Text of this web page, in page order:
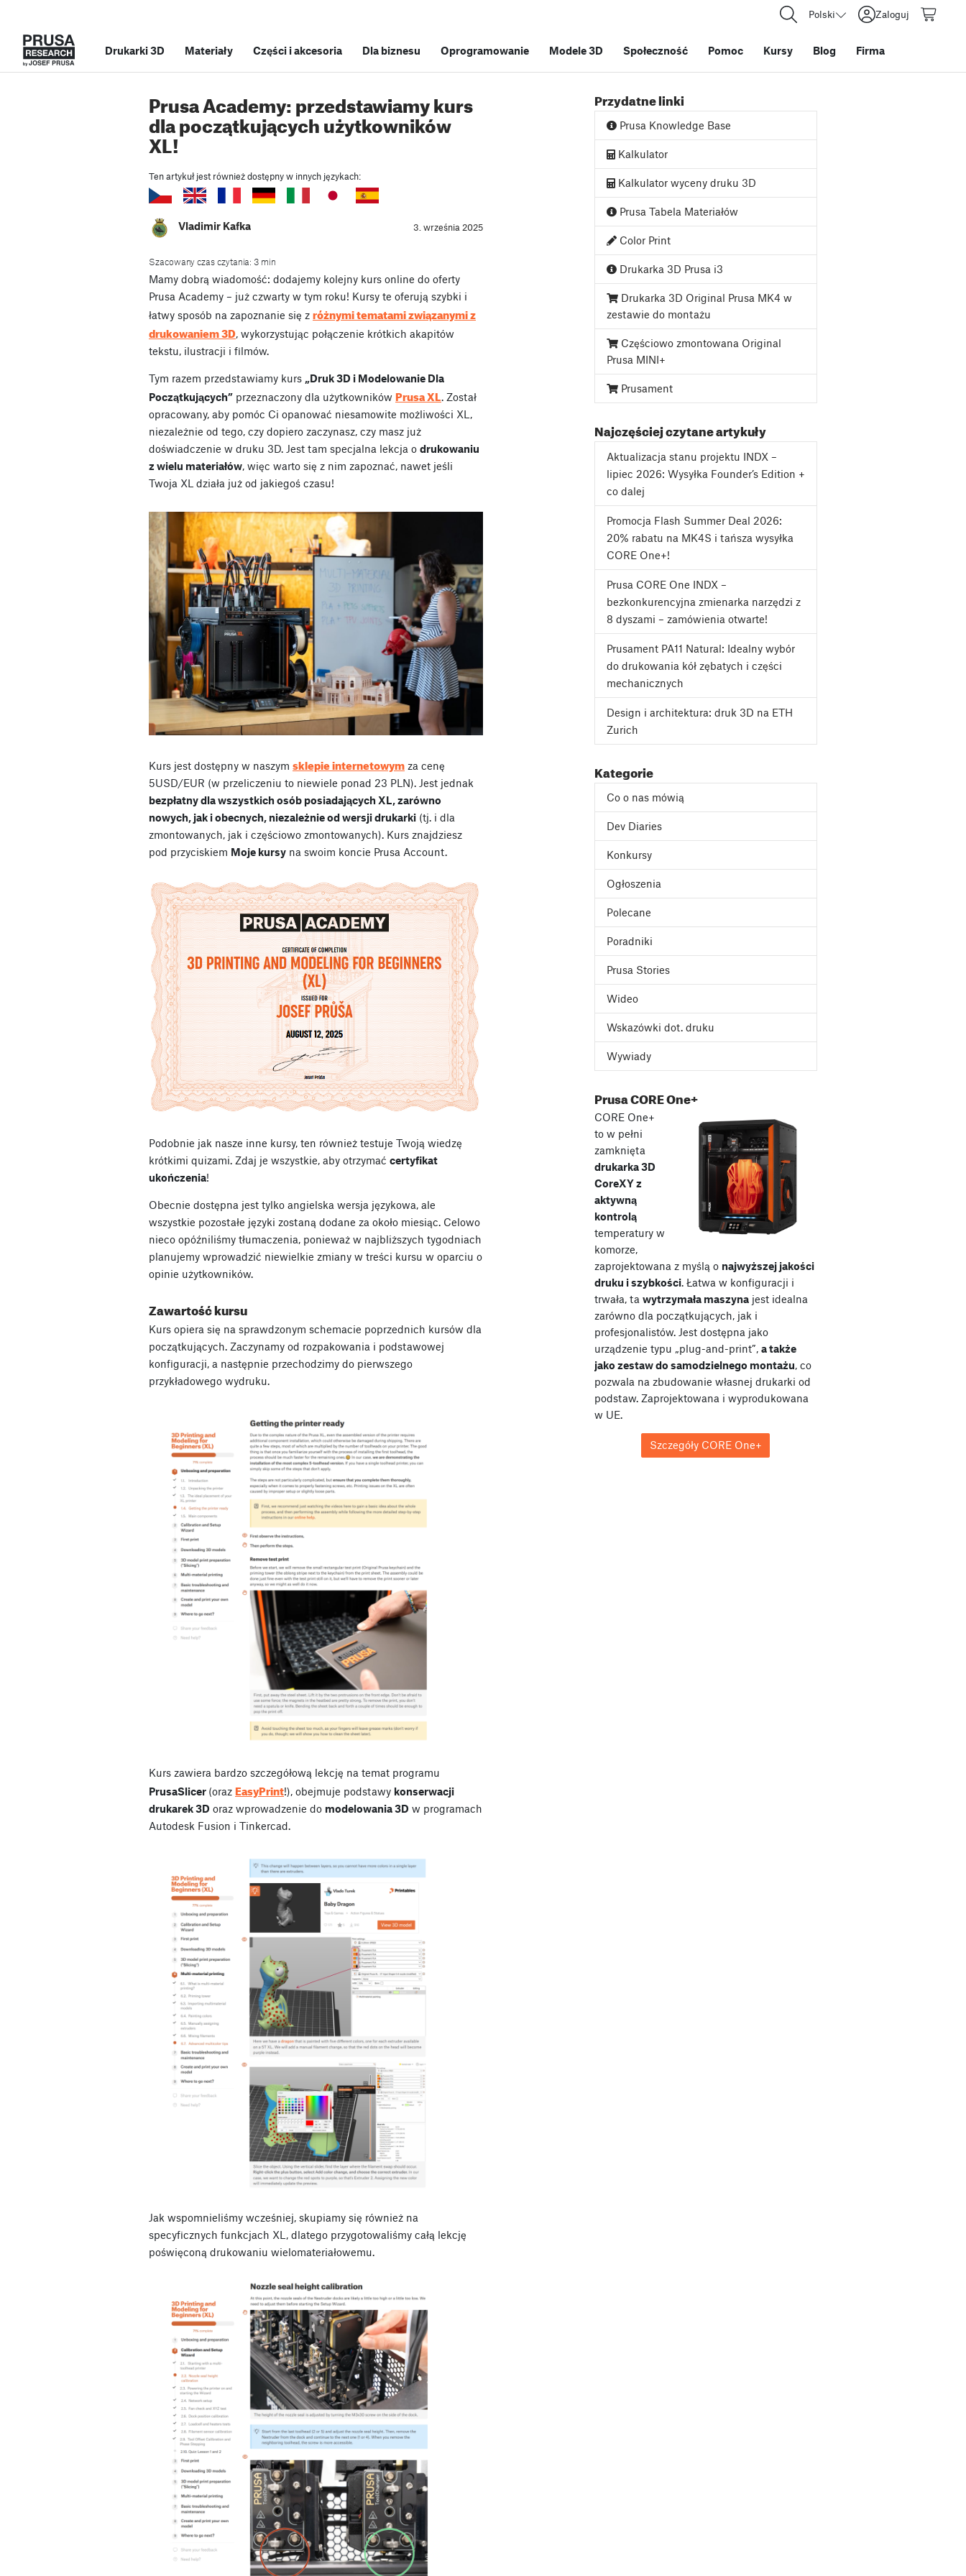
Polski Zaloguj
Drukarki 3D Materiały Części i akcesoria Dla biznesu Oprogramowanie Modele 3D Społeczność Pomoc Kursy Blog Firma
Prusa Academy: przedstawiamy kurs
dla początkujących użytkowników
XL!
Ten artykuł jest również dostępny w innych językach:
Vladimir Kafka 3. września 2025
Szacowany czas czytania: 3 min
Mamy dobrą wiadomość: dodajemy kolejny kurs online do oferty
Prusa Academy – już czwarty w tym roku! Kursy te oferują szybki i
łatwy sposób na zapoznanie się z różnymi tematami związanymi z
drukowaniem 3D, wykorzystując połączenie krótkich akapitów
tekstu, ilustracji i filmów.
Tym razem przedstawiamy kurs „Druk 3D i Modelowanie Dla
Początkujących” przeznaczony dla użytkowników Prusa XL. Został
opracowany, aby pomóc Ci opanować niesamowite możliwości XL,
niezależnie od tego, czy dopiero zaczynasz, czy masz już
doświadczenie w druku 3D. Jest tam specjalna lekcja o drukowaniu
z wielu materiałów, więc warto się z nim zapoznać, nawet jeśli
Twoja XL działa już od jakiegoś czasu!
Kurs jest dostępny w naszym sklepie internetowym za cenę
5USD/EUR (w przeliczeniu to niewiele ponad 23 PLN). Jest jednak
bezpłatny dla wszystkich osób posiadających XL, zarówno
nowych, jak i obecnych, niezależnie od wersji drukarki (tj. i dla
zmontowanych, jak i częściowo zmontowanych). Kurs znajdziesz
pod przyciskiem Moje kursy na swoim koncie Prusa Account.
Podobnie jak nasze inne kursy, ten również testuje Twoją wiedzę
krótkimi quizami. Zdaj je wszystkie, aby otrzymać certyfikat
ukończenia!
Obecnie dostępna jest tylko angielska wersja językowa, ale
wszystkie pozostałe języki zostaną dodane za około miesiąc. Celowo
nieco opóźniliśmy tłumaczenia, ponieważ w najbliższych tygodniach
planujemy wprowadzić niewielkie zmiany w treści kursu w oparciu o
opinie użytkowników.
Zawartość kursu
Kurs opiera się na sprawdzonym schemacie poprzednich kursów dla
początkujących. Zaczynamy od rozpakowania i podstawowej
konfiguracji, a następnie przechodzimy do pierwszego
przykładowego wydruku.
Kurs zawiera bardzo szczegółową lekcję na temat programu
PrusaSlicer (oraz EasyPrint!), obejmuje podstawy konserwacji
drukarek 3D oraz wprowadzenie do modelowania 3D w programach
Autodesk Fusion i Tinkercad.
Jak wspomnieliśmy wcześniej, skupiamy się również na
specyficznych funkcjach XL, dlatego przygotowaliśmy całą lekcję
poświęconą drukowaniu wielomateriałowemu.
Przydatne linki
Prusa Knowledge Base
Kalkulator
Kalkulator wyceny druku 3D
Prusa Tabela Materiałów
Color Print
Drukarka 3D Prusa i3
Drukarka 3D Original Prusa MK4 w
zestawie do montażu
Częściowo zmontowana Original
Prusa MINI+
Prusament
Najczęściej czytane artykuły
Aktualizacja stanu projektu INDX –
lipiec 2026: Wysyłka Founder’s Edition +
co dalej
Promocja Flash Summer Deal 2026:
20% rabatu na MK4S i tańsza wysyłka
CORE One+!
Prusa CORE One INDX –
bezkonkurencyjna zmienarka narzędzi z
8 dyszami – zamówienia otwarte!
Prusament PA11 Natural: Idealny wybór
do drukowania kół zębatych i części
mechanicznych
Design i architektura: druk 3D na ETH
Zurich
Kategorie
Co o nas mówią
Dev Diaries
Konkursy
Ogłoszenia
Polecane
Poradniki
Prusa Stories
Wideo
Wskazówki dot. druku
Wywiady
Prusa CORE One+
CORE One+
to w pełni
zamknięta
drukarka 3D
CoreXY z
aktywną
kontrolą
temperatury w
komorze,
zaprojektowana z myślą o najwyższej jakości
druku i szybkości. Łatwa w konfiguracji i
trwała, ta wytrzymała maszynajest idealna
zarówno dla początkujących, jak i
profesjonalistów. Jest dostępna jako
urządzenie typu „plug-and-print”, a także
jako zestaw do samodzielnego montażu, co
pozwala na zbudowanie własnej drukarki od
podstaw. Zaprojektowana i wyprodukowana
w UE.
Szczegóły CORE One+